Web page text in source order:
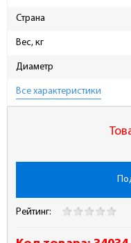
Страна
Вес, кг
Диаметр
Все характеристики
Рейтинг: